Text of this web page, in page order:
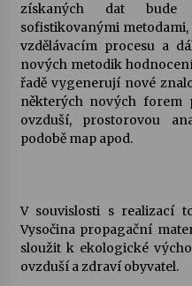
získaných dat bude
sofistikovanými
vzdělávacím procesu a
nových metodik
řadě vygenerují nové
některých nových forem
ovzduší, prostorovou
podobě map apod.
V souvislosti s realizací
Vysočina propagační
sloužit k ekologické
ovzduší a zdraví obyvatel.